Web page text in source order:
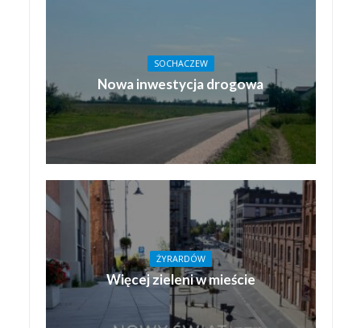
SOCHACZEW
Nowa inwestycja drogowa
ŻYRARDÓW
Więcej zieleni w mieście